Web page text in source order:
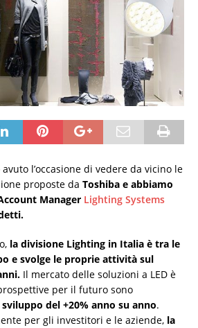
l’occasione di vedere da vicino le
proposte da Toshiba e abbiamo
Manager Lighting Systems
la divisione Lighting in Italia è tra le
e svolge le proprie attività sul
Il mercato delle soluzioni a LED è
per il futuro sono
del +20% anno su anno.
per gli investitori e le aziende, la